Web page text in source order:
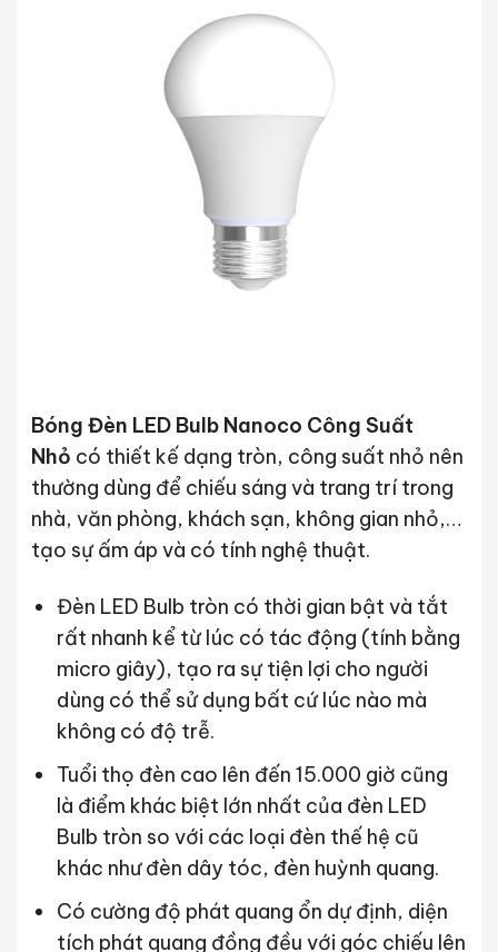
Bóng Đèn LED Bulb Nanoco Công Suất
Nhỏ có thiết kế dạng tròn, công suất nhỏ nên
thường dùng để chiếu sáng và trang trí trong
nhà, văn phòng, khách sạn, không gian nhỏ,…
tạo sự ấm áp và có tính nghệ thuật.
Đèn LED Bulb tròn có thời gian bật và tắt
rất nhanh kể từ lúc có tác động (tính bằng
micro giây), tạo ra sự tiện lợi cho người
dùng có thể sử dụng bất cứ lúc nào mà
không có độ trễ.
Tuổi thọ đèn cao lên đến 15.000 giờ cũng
là điểm khác biệt lớn nhất của đèn LED
Bulb tròn so với các loại đèn thế hệ cũ
khác như đèn dây tóc, đèn huỳnh quang.
Có cường độ phát quang ổn dự định, diện
tích phát quang đồng đều với góc chiếu lên